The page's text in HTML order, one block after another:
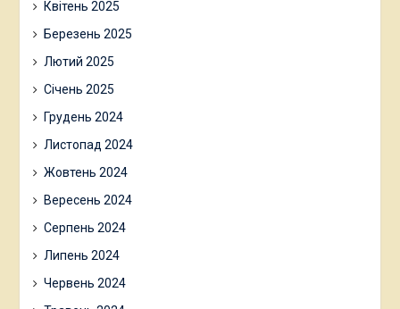
Квітень 2025
Березень 2025
Лютий 2025
Січень 2025
Грудень 2024
Листопад 2024
Жовтень 2024
Вересень 2024
Серпень 2024
Липень 2024
Червень 2024